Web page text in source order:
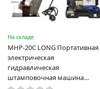
На складе
MHP-20C LONG Портативная
электрическая
гидравлическая
штамповочная машина